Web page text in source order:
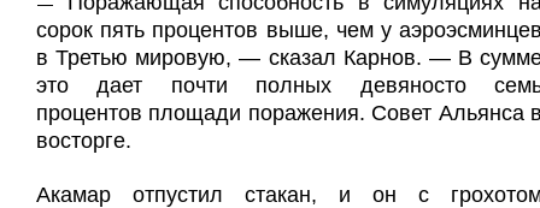
сорок пять процентов выше, чем у
в Третью мировую, — сказал Карнов. — В
это дает почти полных девяносто
процентов площади поражения. Совет Альянса
восторге.
Акамар отпустил стакан, и он с